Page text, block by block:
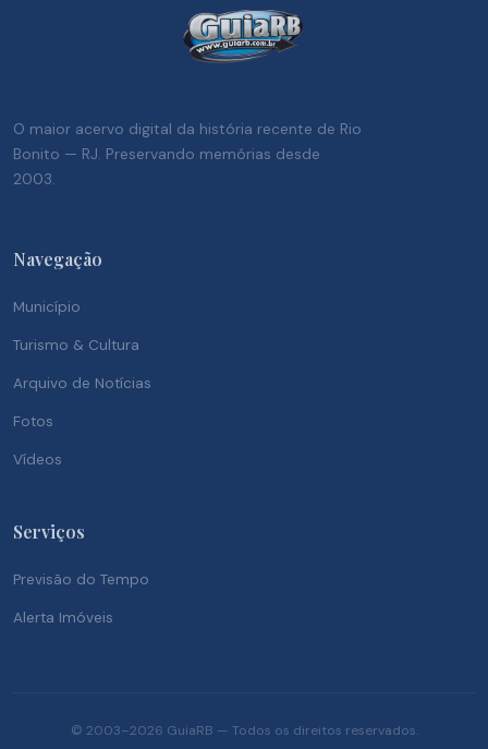
O maior acervo digital da história recente de Rio
Bonito — RJ. Preservando memórias desde
2003.
Navegação
Município
Turismo & Cultura
Arquivo de Notícias
Fotos
Vídeos
Serviços
Previsão do Tempo
Alerta Imóveis
© 2003–2026 GuiaRB — Todos os direitos reservados.